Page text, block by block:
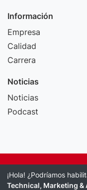
Información
Empresa
Calidad
Carrera
Noticias
Noticias
Podcast
Pie de imprenta
Política de
¡Hola! ¿Podríamos
Technical, Marketing &